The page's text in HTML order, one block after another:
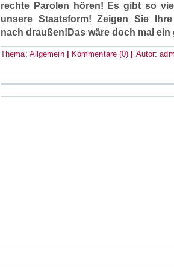
rechte Parolen hören! Es gibt so
unsere Staatsform! Zeigen Sie
nach draußen!Das wäre doch mal
Thema: Allgemein Kommentare (0) Autor: